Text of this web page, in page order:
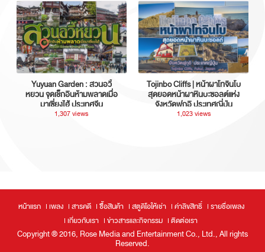
Yuyuan Garden : สวนอวี้
หยวน จุดเช็กอินห้ามพลาดเมื่อ
มาเซี่ยงไฮ้ ประเทศจีน
1,307 views
Tojinbo Cliffs | หน้าผาโทจินโบ
สุดยอดหน้าผาหินบะซอลต์แห่ง
จังหวัดฟุกุอิ ประเทศญี่ปุ่น
1,023 views
หน้าแรก เพลง สารคดี ซื้อสินค้า สตูดิโอให้เช่า ค่าลิขสิทธิ์
รายชื่อเพลง
เกี่ยวกับเรา
ข่าวสารและกิจกรรม ติดต่อเรา
Copyright ® 2016, Rose Media and Entertainment Co., Ltd., All rights
Reserved.